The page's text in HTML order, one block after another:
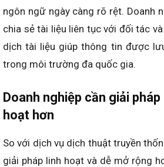
ngôn ngữ ngày càng rõ rệt. Doanh
chia sẻ tài liệu liên tục với đối tác
dịch tài liệu giúp thông tin được
trong môi trường đa quốc gia.
Doanh nghiệp cần giải
hoạt hơn
So với dịch vụ dịch thuật truyền
giải pháp linh hoạt và dễ mở rộng